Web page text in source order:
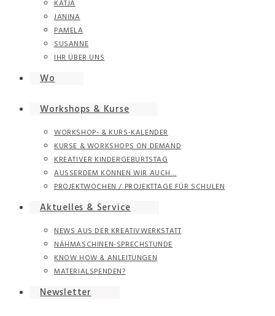
KATJA
JANINA
PAMELA
SUSANNE
IHR ÜBER UNS
Wo
Workshops & Kurse
WORKSHOP- & KURS-KALENDER
KURSE & WORKSHOPS ON DEMAND
KREATIVER KINDERGEBURTSTAG
AUSSERDEM KÖNNEN WIR AUCH…
PROJEKTWOCHEN / PROJEKTTAGE FÜR SCHULEN
Aktuelles & Service
NEWS AUS DER KREATIVWERKSTATT
NÄHMASCHINEN-SPRECHSTUNDE
KNOW HOW & ANLEITUNGEN
MATERIALSPENDEN?
Newsletter